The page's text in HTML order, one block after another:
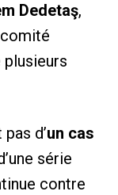
Dedetaş,
plusieurs
d’un cas
série
contre